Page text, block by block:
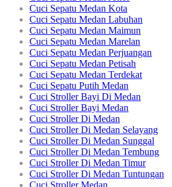
Cuci Sepatu Medan Kota
Cuci Sepatu Medan Labuhan
Cuci Sepatu Medan Maimun
Cuci Sepatu Medan Marelan
Cuci Sepatu Medan Perjuangan
Cuci Sepatu Medan Petisah
Cuci Sepatu Medan Terdekat
Cuci Sepatu Putih Medan
Cuci Stroller Bayi Di Medan
Cuci Stroller Bayi Medan
Cuci Stroller Di Medan
Cuci Stroller Di Medan Selayang
Cuci Stroller Di Medan Sunggal
Cuci Stroller Di Medan Tembung
Cuci Stroller Di Medan Timur
Cuci Stroller Di Medan Tuntungan